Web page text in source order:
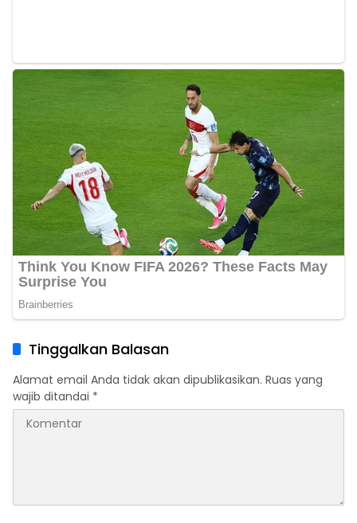
Tinggalkan Balasan
Alamat email Anda tidak akan dipublikasikan. Ruas yang
wajib ditandai *